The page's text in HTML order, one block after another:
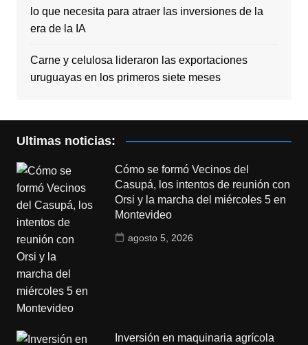
lo que necesita para atraer las inversiones de la
era de la IA
Carne y celulosa lideraron las exportaciones
uruguayas en los primeros siete meses
Ultimas noticias:
Cómo se formó Vecinos del
Casupá, los intentos de reunión con
Orsi y la marcha del miércoles 5 en
Montevideo
agosto 5, 2026
Inversión en maquinaria agrícola